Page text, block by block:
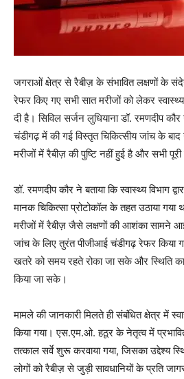
जगराओं क्षेत्र से रैबीज़ के संभावित लक्षणों के
रेफर किए गए सभी सात मरीजों को लेकर
दी है। सिविल सर्जन लुधियाना डॉ. रमणदीप
चंडीगढ़ में की गई विस्तृत चिकित्सीय जांच के
मरीजों में रैबीज़ की पुष्टि नहीं हुई है और सभी पूरी
डॉ. रमणदीप कौर ने बताया कि स्वास्थ्य विभाग
मानक चिकित्सा प्रोटोकॉल के तहत उठाया
मरीजों में रैबीज़ जैसे लक्षणों की आशंका सामने
जांच के लिए तुरंत पीजीआई चंडीगढ़ रेफर किया
खतरे को समय रहते रोका जा सके और स्थिति
किया जा सके।
मामले की जानकारी मिलते ही संबंधित क्षेत्र में
किया गया। एस.एम.ओ. हठूर के नेतृत्व में
तत्काल सर्वे शुरू करवाया गया, जिसका उद्देश्य
लोगों को रैबीज़ से जुड़ी सावधानियों के प्रति